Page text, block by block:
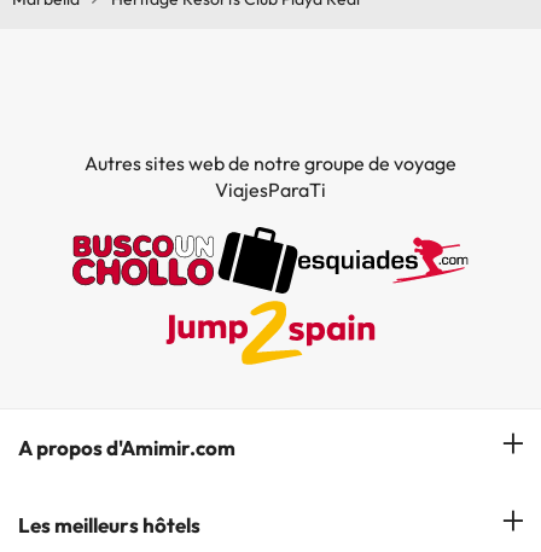
Autres sites web de notre groupe de voyage
ViajesParaTi
A propos d'Amimir.com
Notre équipe
Les meilleurs hôtels